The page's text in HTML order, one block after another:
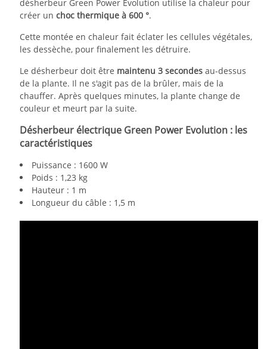
désherbeur Green Power Évolution utilise la chaleur pour
créer un choc thermique à 600 °.
Cette montée en chaleur fait éclater les cellules végétales,
les dessèche, pour finalement les détruire.
Le désherbeur doit être maintenu 3 secondes au-dessus
de la plante. Il ne s'agit pas de la brûler, mais de la
chauffer. Après quelques minutes, la plante change de
couleur et meurt par la suite.
Désherbeur électrique Green Power Evolution : les
caractéristiques
Puissance : 1600 W
Poids : 1,23 kg
Hauteur : 1 m
Longueur du câble : 1,5 m